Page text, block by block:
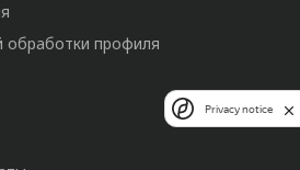
обработки профиля
Privacy notice